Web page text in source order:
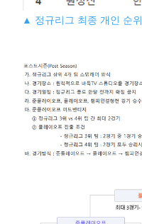
▲ 정규리그 최종 개인 순위.